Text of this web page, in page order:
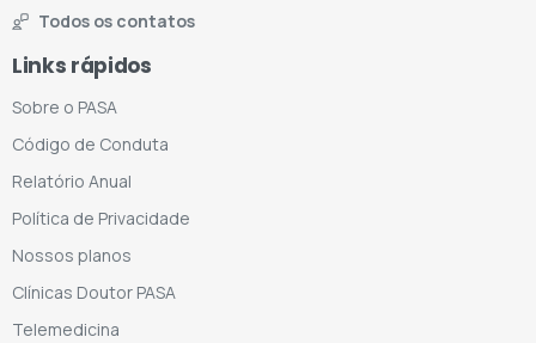
Todos os contatos
Links rápidos
Sobre o PASA
Código de Conduta
Relatório Anual
Política de Privacidade
Nossos planos
Clínicas Doutor PASA
Telemedicina